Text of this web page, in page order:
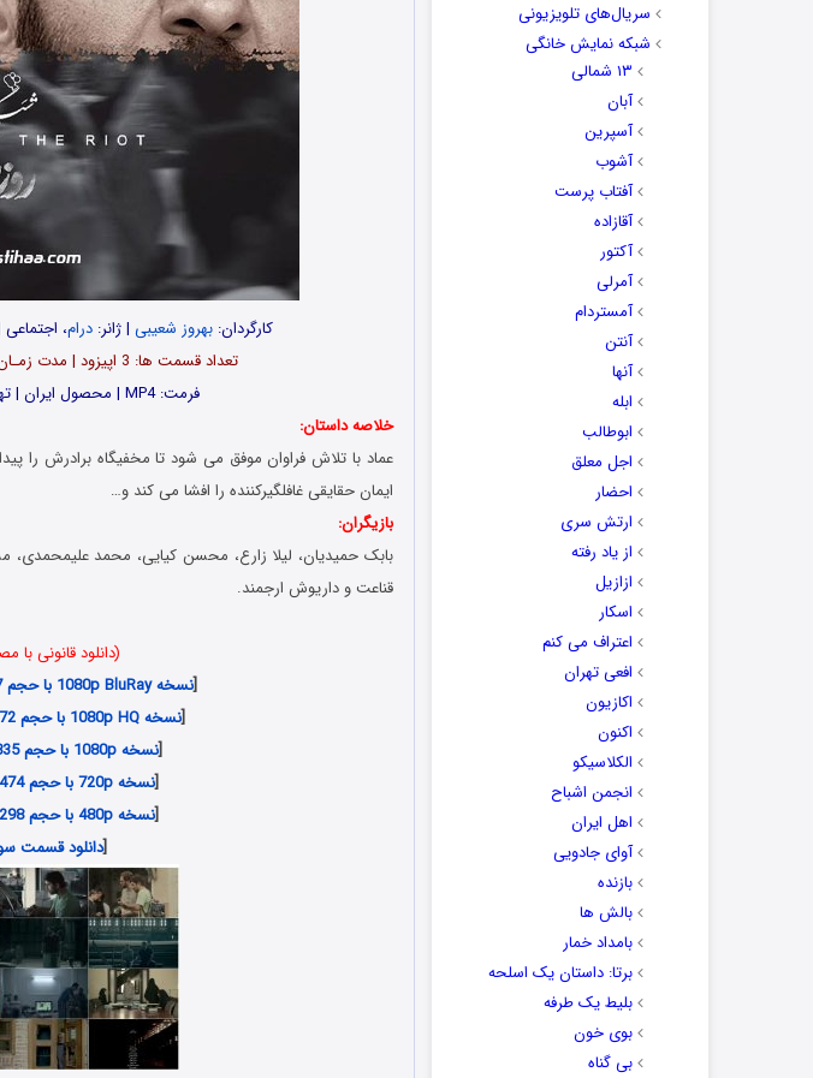
سریال‌های تلویزیونی
شبکه نمایش خانگی
۱۳ شمالی
آبان
آسپرین
آشوب
آفتاب پرست
آقازاده
آکتور
آمرلی
آمستردام
آنتن
آنها
ابله
ابوطالب
اجل معلق
احضار
ارتش سری
از یاد رفته
ازازیل
اسکار
اعتراف می کنم
افعی تهران
اکازیون
اکنون
الکلاسیکو
انجمن اشباح
اهل ایران
آوای جادویی
بازنده
بالش ها
بامداد خمار
برتا: داستان یک اسلحه
بلیط یک‌‌ طرفه
بوی خون
بی گناه
کارگردان: بهروز شعیبی| ژانر: درام، اجتماعی | سال تولید:
تعداد قسمت ها: 3 اپیزود | مدت زمـان این قسمت: 50 دقیقه | کیفیت: بلوری
فرمت: MP4 | محصول ایران | تهیه‌کننده: محمدرضا تخت کشیان
خلاصه داستان:
عماد با تلاش فراوان موفق می شود تا مخفیگاه برادرش را
ایمان حقایقی غافلگیرکننده را افشا می کند و…
بازیگران:
بابک حمیدیان، لیلا زارع، محسن کیایی، محمد علیمحمدی،
قناعت و داریوش ارجمند.
(دانلود قانونی با
[نسخه 1080p BluRay با حجم 3.47 گیگابایت – 12.000 تومان
[نسخه 1080p HQ با حجم 1.72 گیگابایت – 10.000 تومان
[نسخه 1080p با حجم 835 مگابایت – 9.500 تومان
[نسخه 720p با حجم 474 مگابایت – 8.500 تومان
[نسخه 480p با حجم 298 مگابایت – 8.000 تومان
[دانلود قسمت